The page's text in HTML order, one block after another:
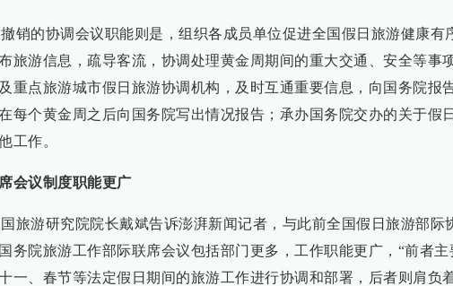
的协调会议职能则是，组织各成员单位促进全国假日旅游健康有
旅游信息，疏导客流，协调处理黄金周期间的重大交通、安全等事
重点旅游城市假日旅游协调机构，及时互通重要信息，向国务院报
每个黄金周之后向国务院写出情况报告；承办国务院交办的关于假
工作。
会议制度职能更广
游研究院院长戴斌告诉澎湃新闻记者，与此前全国假日旅游部际
务院旅游工作部际联席会议包括部门更多，工作职能更广，“前者主
一、春节等法定假日期间的旅游工作进行协调和部署，后者则肩负